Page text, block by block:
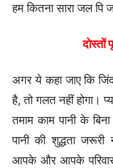
हम कितना सारा जल पि
दोस्तों
अगर ये कहा जाए कि
है, तो गलत नहीं होगा।
तमाम काम पानी के
पानी की शुद्धता
आपके और आपके